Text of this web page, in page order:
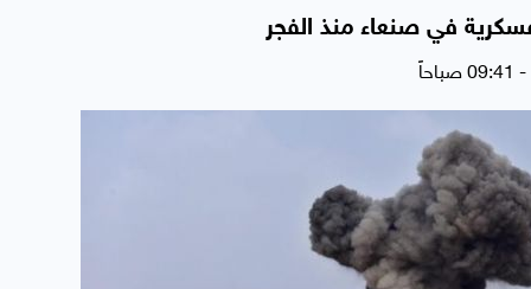
في صنعاء منذ الفجر